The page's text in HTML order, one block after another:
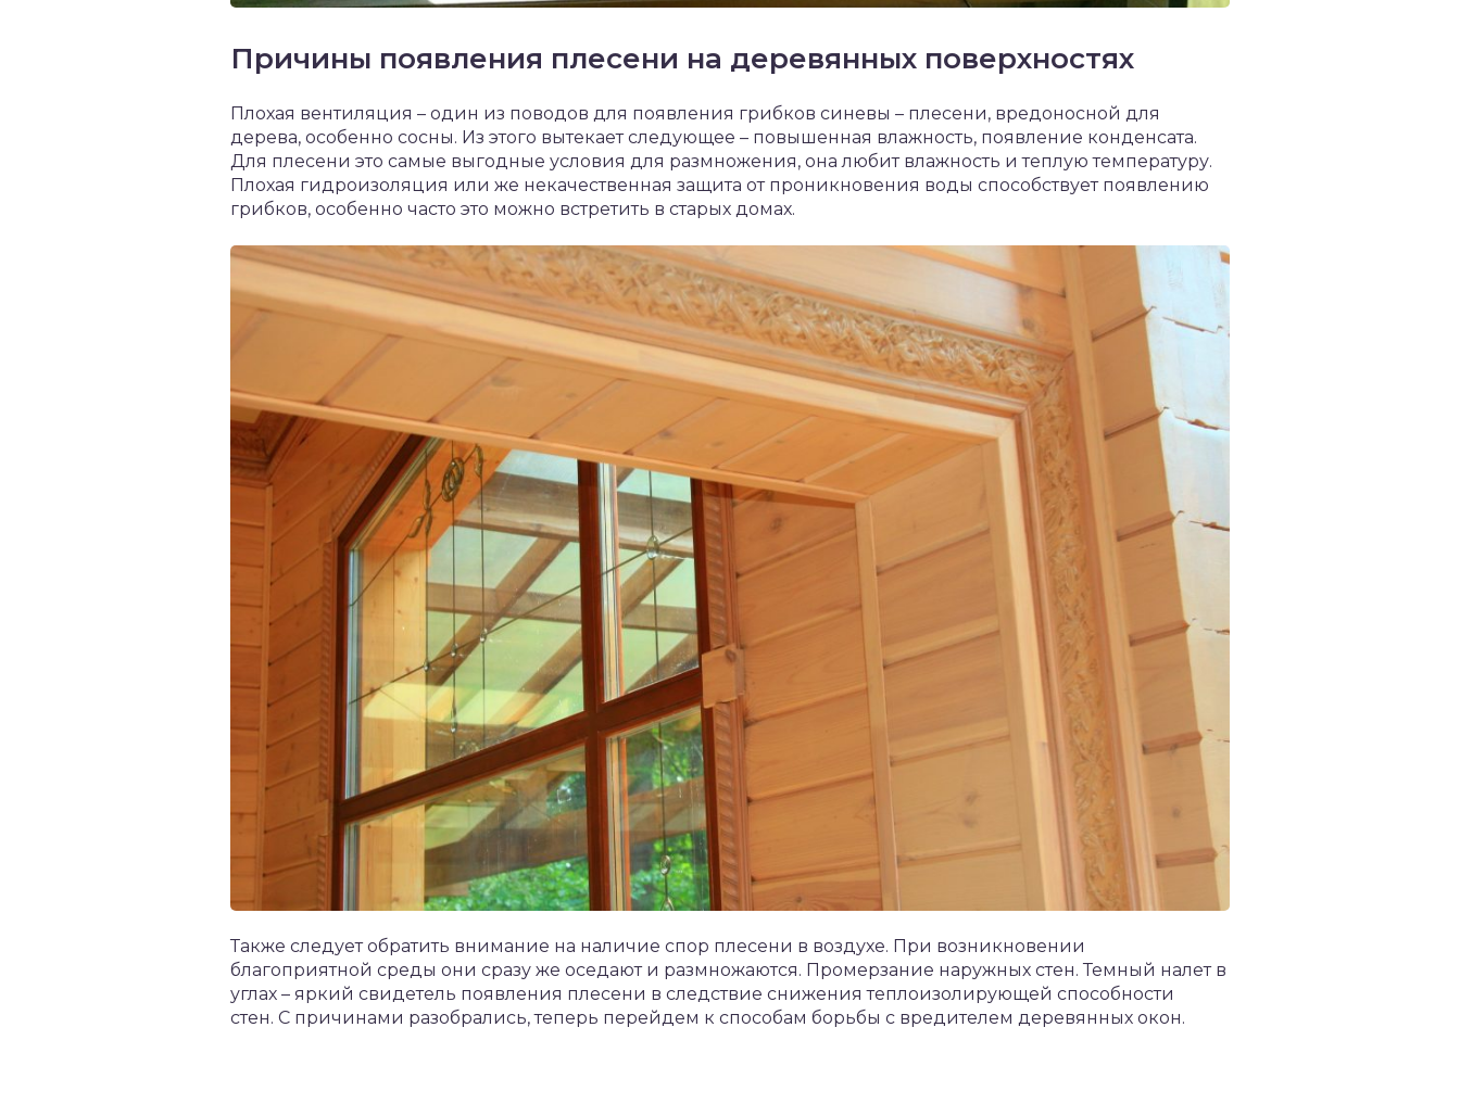
Причины появления плесени на деревянных поверхностях
Плохая вентиляция – один из поводов для появления грибков синевы – плесени, вредоносной для
дерева, особенно сосны. Из этого вытекает следующее – повышенная влажность, появление конденсата.
Для плесени это самые выгодные условия для размножения, она любит влажность и теплую температуру.
Плохая гидроизоляция или же некачественная защита от проникновения воды способствует появлению
грибков, особенно часто это можно встретить в старых домах.
Также следует обратить внимание на наличие спор плесени в воздухе. При возникновении
благоприятной среды они сразу же оседают и размножаются. Промерзание наружных стен. Темный налет в
углах – яркий свидетель появления плесени в следствие снижения теплоизолирующей способности
стен. С причинами разобрались, теперь перейдем к способам борьбы с вредителем деревянных окон.